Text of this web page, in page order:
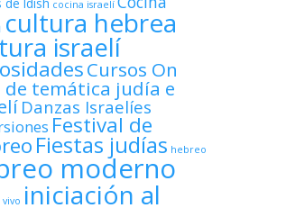
cocina israelí
cultura hebrea
israelí
Cursos On
de temática judía e
Danzas Israelíes
Festival de
Fiestas judías hebreo
moderno
iniciación al